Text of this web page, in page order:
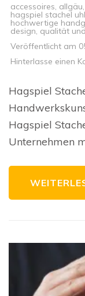
accessoires, allgäu,
hagspiel stachel
hochwertige
design, qualität
Veröffentlicht am
Hinterlasse einen
Hagspiel
Hagspiel
Unternehmen